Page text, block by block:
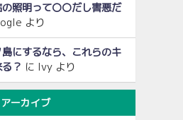
の照明って〇〇だし害悪だ
より
島にするなら、これらのキ
？ に Ivyより
アーカイブ